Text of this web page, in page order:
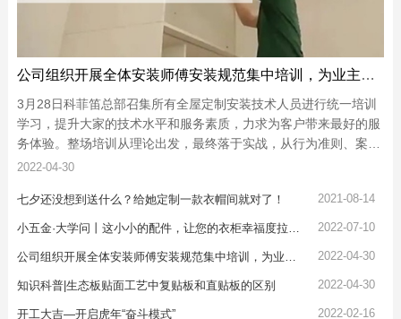
公司组织开展全体安装师傅安装规范集中培训，为业主提供五星级服务！
3月28日科菲笛总部召集所有全屋定制安装技术人员进行统一培训
学习，提升大家的技术水平和服务素质，力求为客户带来最好的服
务体验。整场培训从理论出发，最终落于实战，从行为准则、案例
分享、现场实操、效果评估四个版块进行拆解学习。
2022-04-30
七夕还没想到送什么？给她定制一款衣帽间就对了！ 2021-08-14
小五金·大学问丨这小小的配件，让您的衣柜幸福度拉满！ 2022-07-10
公司组织开展全体安装师傅安装规范集中培训，为业主提供五星级服务！ 2022-04-30
知识科普|生态板贴面工艺中复贴板和直贴板的区别 2022-04-30
开工大吉—开启虎年“奋斗模式” 2022-02-16